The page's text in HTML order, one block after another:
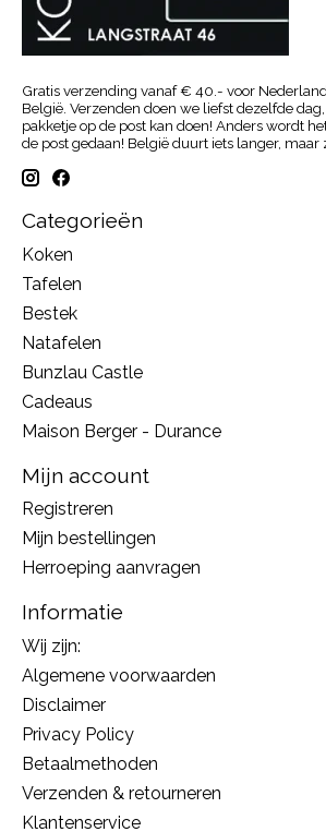
Gratis verzending vanaf € 40.- voor
België. Verzenden doen we liefst dezelfde
pakketje op de post kan doen! Anders wordt
de post gedaan! België duurt iets langer, maar
Categorieën
Koken
Tafelen
Bestek
Natafelen
Bunzlau Castle
Cadeaus
Maison Berger - Durance
Mijn account
Registreren
Mijn bestellingen
Herroeping aanvragen
Informatie
Wij zijn:
Algemene voorwaarden
Disclaimer
Privacy Policy
Betaalmethoden
Verzenden & retourneren
Klantenservice